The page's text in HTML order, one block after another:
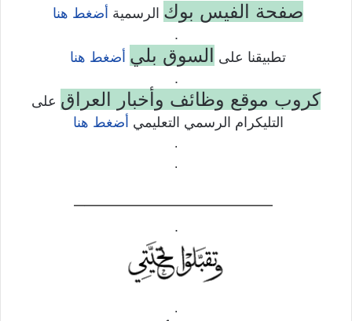
صفحة الفيس بوك الرسمية أضغط هنا
.
تطبيقنا على
السوق بلي أضغط هنا
.
كروب موقع وظائف وأخبار العراق على
التليكرام الرسمي التعليمي أضغط هنا
.
.
——————————–
.
.